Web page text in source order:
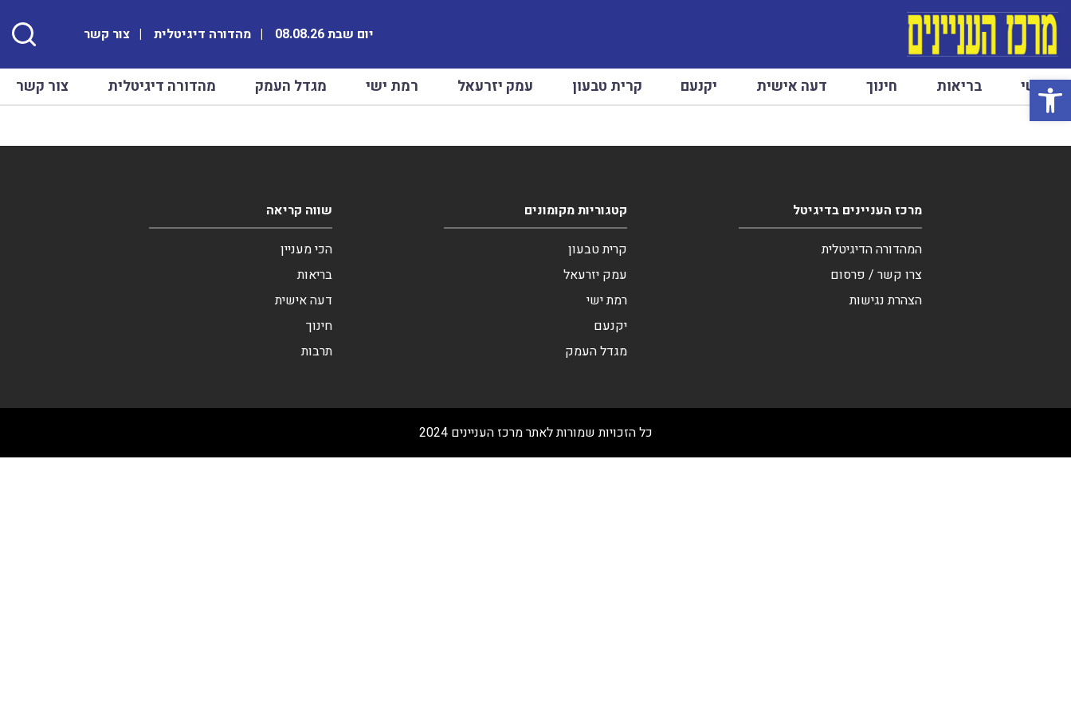
פתח סרגל נגישות
יום שבת 08.08.26 מהדורה דיגיטלית צור קשר
ראשי בריאות חינוך דעה אישית יקנעם קרית טבעון עמק יזרעאל רמת ישי מגדל העמק מהדורה דיגיטלית צור קשר
מרכז העניינים בדיגיטל
המהדורה הדיגיטלית
צרו קשר / פרסום
הצהרת נגישות
קטגוריות מקומונים
קרית טבעון
עמק יזרעאל
רמת ישי
יקנעם
מגדל העמק
שווה קריאה
הכי מעניין
בריאות
דעה אישית
חינוך
תרבות
כל הזכויות שמורות לאתר מרכז העניינים 2024